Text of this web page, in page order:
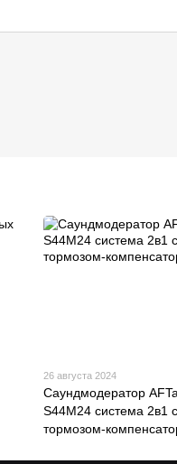
26 августа 2024
Саундмодератор
S44M24 система 2в1
тормозом-